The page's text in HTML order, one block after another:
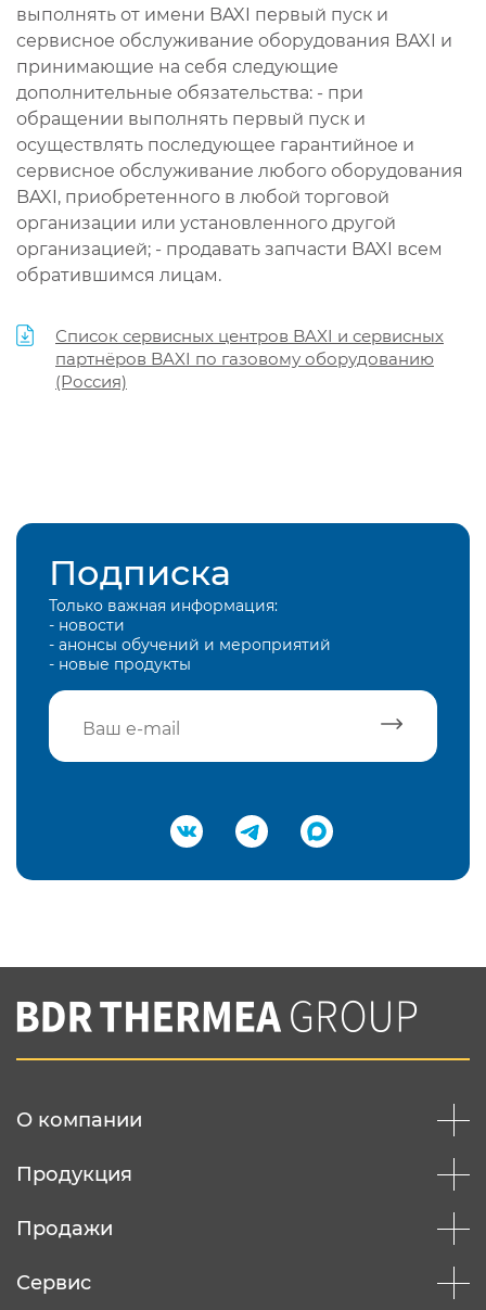
выполнять от имени BAXI первый пуск и
сервисное обслуживание оборудования BAXI и
принимающие на себя следующие
дополнительные обязательства: - при
обращении выполнять первый пуск и
осуществлять последующее гарантийное и
сервисное обслуживание любого оборудования
BAXI, приобретенного в любой торговой
организации или установленного другой
организацией; - продавать запчасти BAXI всем
обратившимся лицам.
Список сервисных центров BAXI и сервисных
партнёров BAXI по газовому оборудованию
(Россия)
Подписка
Только важная информация:
- новости
- анонсы обучений и мероприятий
- новые продукты
Подтвердить e-mail
Вы соглашаетесь с нашей политикой
конфеденциальности
О компании
Продукция
Продажи
Сервис